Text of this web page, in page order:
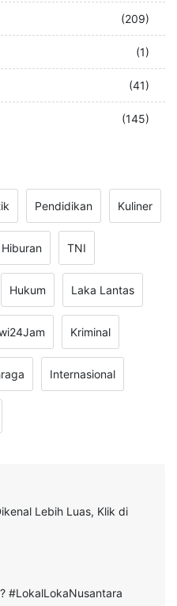
(17)
(209)
(1)
(41)
Pendidikan Kuliner
Hiburan TNI
Hukum Laka Lantas
Kriminal
Internasional
Lebih Luas, Klik di